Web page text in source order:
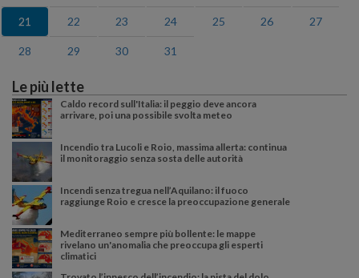
21 22 23 24 25 26 27
28 29 30 31
Le più lette
Caldo record sull'Italia: il peggio deve ancora
arrivare, poi una possibile svolta meteo
Incendio tra Lucoli e Roio, massima allerta: continua
il monitoraggio senza sosta delle autorità
Incendi senza tregua nell’Aquilano: il fuoco
raggiunge Roio e cresce la preoccupazione generale
Mediterraneo sempre più bollente: le mappe
rivelano un'anomalia che preoccupa gli esperti
climatici